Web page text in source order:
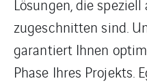
Lösungen, die
zugeschnitten sind.
garantiert Ihnen
Phase Ihres Projekts.